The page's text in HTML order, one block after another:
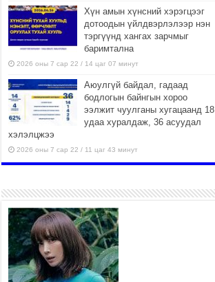
Хүн амын хүнсний хэрэгцээг
дотоодын үйлдвэрлэлээр нэн
тэргүүнд хангах зарчмыг
баримтална
2026 оны 7 сар 22 / 14 цаг 07 минут
Аюулгүй байдал, гадаад
бодлогын байнгын хороо
ээлжит чуулганы хугацаанд 18
удаа хуралдаж, 36 асуудал
хэлэлцжээ
2026 оны 7 сар 22 / 11 цаг 43 минут
боломжтой-Хүүхэд хөгжүүлэх
төв” байгуулах төсөлд төр,
хувийн хэвшлийн түншлэлийн хүрээнд хамтран
ажиллахыг урьж байна
2026 оны 7 сар 22 / 9 цаг 28 минут
Б.Пүрэвдагва: “Урт цагаан”-ыг